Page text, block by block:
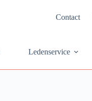
Contact
Ledenservice